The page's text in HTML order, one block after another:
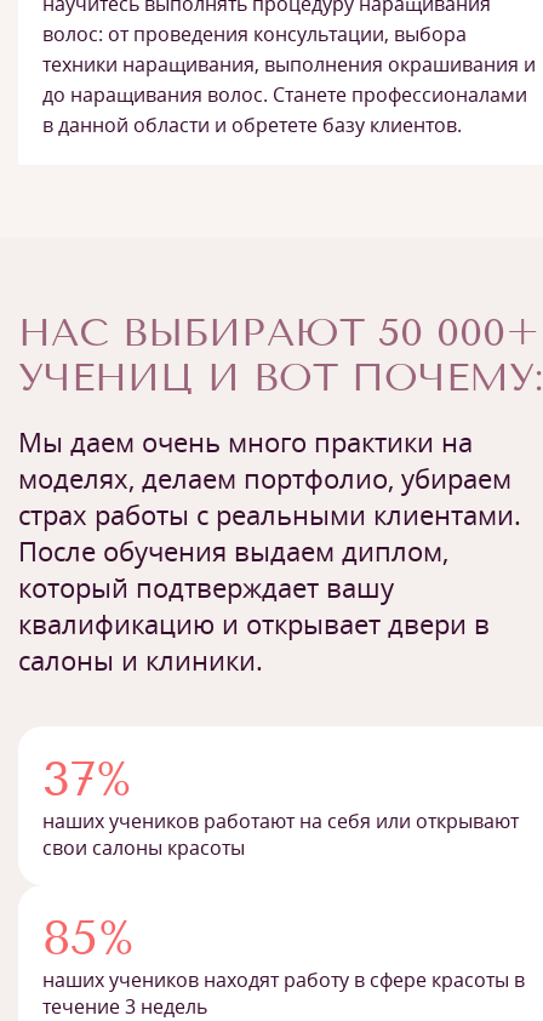
волос: от проведения консультации, выбора
техники наращивания, выполнения окрашивания и
до наращивания волос. Станете профессионалами
в данной области и обретете базу клиентов.
НАС ВЫБИРАЮТ 50 000+
УЧЕНИЦ И ВОТ ПОЧЕМУ:
Мы даем очень много практики на
моделях, делаем портфолио, убираем
страх работы с реальными клиентами.
После обучения выдаем диплом,
который подтверждает вашу
квалификацию и открывает двери в
салоны и клиники.
37%
наших учеников работают на себя или открывают
свои салоны красоты
85%
наших учеников находят работу в сфере красоты в
течение 3 недель